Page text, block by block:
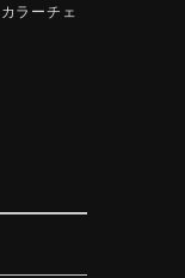
ラーチェ